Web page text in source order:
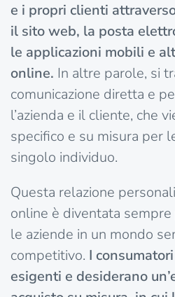
e i propri clienti
il sito web, la posta
le applicazioni mobili e
online. In altre parole, si
comunicazione diretta e
l’azienda e il cliente, che
specifico e su misura per
singolo individuo.
Questa relazione
online è diventata
le aziende in un mondo
competitivo. I
esigenti e desiderano